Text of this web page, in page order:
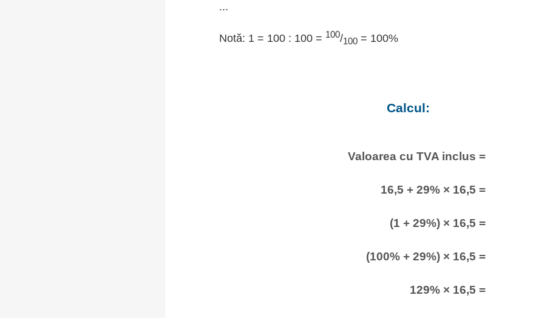
...
Notă: 1 = 100 : 100 = 100/100 = 100%
Calcul:
Valoarea cu TVA inclus =
16,5 + 29% × 16,5 =
(1 + 29%) × 16,5 =
(100% + 29%) × 16,5 =
129% × 16,5 =